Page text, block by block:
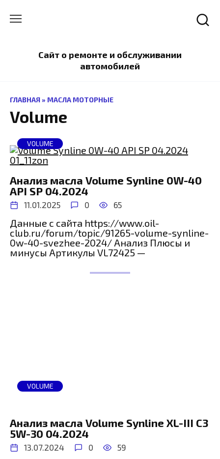
содержанию
Сайт о ремонте и обслуживании
автомобилей
ГЛАВНАЯ » МАСЛА МОТОРНЫЕ
Volume
VOLUME
Анализ масла Volume Synline 0W-40
API SP 04.2024
11.01.2025 0 65
Данные с сайта https://www.oil-
club.ru/forum/topic/91265-volume-synline-
0w-40-svezhee-2024/ Анализ Плюсы и
минусы Артикулы VL72425 —
VOLUME
Анализ масла Volume Synline XL-III C3
5W-30 04.2024
13.07.2024 0 59